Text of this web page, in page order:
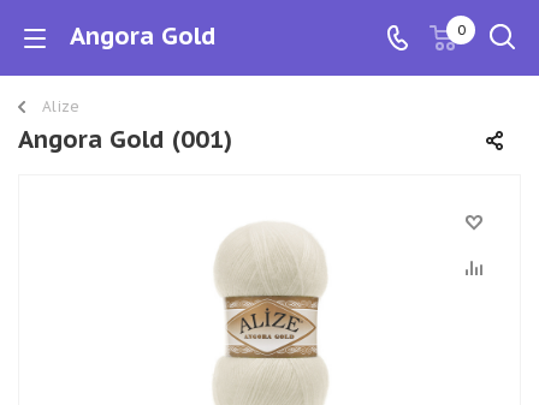
Angora Gold 0
Alize
Angora Gold (001)